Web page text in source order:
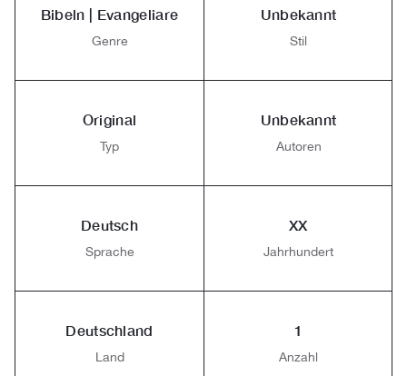
Bibeln | Evangeliare
Genre
Unbekannt
Stil
Original
Typ
Unbekannt
Autoren
Deutsch
Sprache
XX
Jahrhundert
Deutschland
Land
1
Anzahl